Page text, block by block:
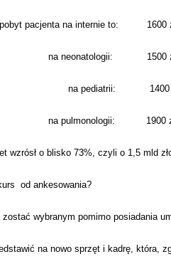
pacjenta na internie to: 1600
na neonatologii: 1500
na pediatrii: 1400
na pulmonologii: 1900
wzrósł o blisko 73%, czyli o 1,5 mld
od ankesowania?
wybranym pomimo posiadania
na nowo sprzęt i kadrę, która,